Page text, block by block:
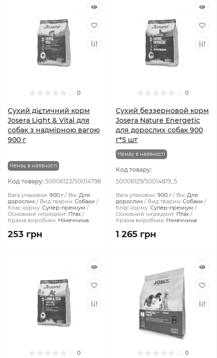
0
Сухий дієтичний корм
Josera Light & Vital для
собак з надмірною вагою
900 г
Немає в наявності
Код товару: 50006123/50014798
Вага упаковки: 900 г Вік: Для
дорослих
Вид тварин: Собаки
Клас корму: Супер-преміум
Основний інгредієнт: Птах
Країна виробник: Німеччина
253 грн
0
Сухий беззерновой корм
Josera Nature Energetic
для дорослих собак 900
г*5 шт
Немає в наявності
Код товару:
50006129/50014819_5
Вага упаковки: 900 г Вік: Для
дорослих
Вид тварин: Собаки
Клас корму: Супер-преміум
Основний інгредієнт: Птах
Країна виробник: Німеччина
1 265 грн
0 0